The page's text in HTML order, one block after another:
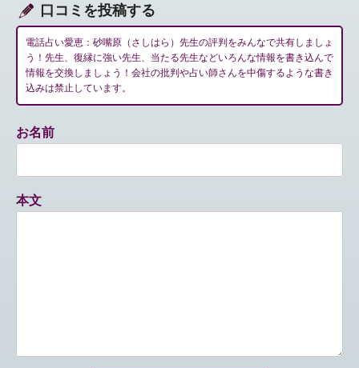
口コミを投稿する
電話占い愛恵：砂嘴原（さしはら）先生の評判をみんなで共有しましょ
う！先生、復縁に強い先生、当たる先生などいろんな情報を書き込んで
情報を交換しましょう！会社の批判や占い師さんを中傷するような書き
込みは禁止しています。
お名前
本文